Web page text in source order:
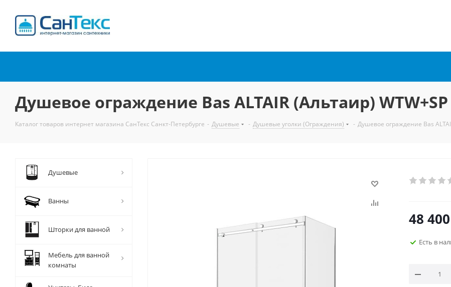
Душевое ограждение Bas ALTAIR (Альтаир) WTW+SP
Каталог товаров интернет магазина СанТекс Санкт-Петербурге - Душевые - Душевые уголки (Ограждения) - Душевое ограждение Bas
48 400
Есть в
Душевые
Ванны
Шторки для ванной
Мебель для ванной
комнаты